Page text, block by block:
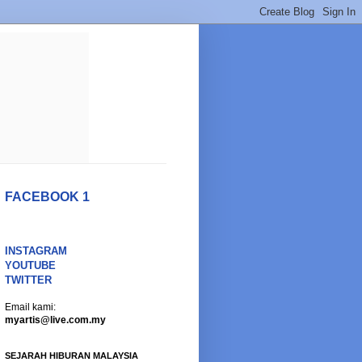
FACEBOOK 1
INSTAGRAM
YOUTUBE
TWITTER
Email kami:
myartis@live.com.my
SEJARAH HIBURAN MALAYSIA